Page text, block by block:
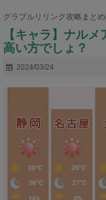
グラブルリリンク攻略まと
【キャラ】ナル
高い方でしょ？
2024/03/24